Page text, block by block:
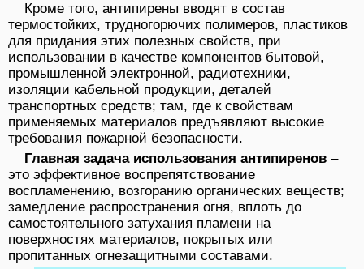
Кроме того, антипирены вводят в состав
термостойких, трудногорючих полимеров, пластиков
для придания этих полезных свойств, при
использовании в качестве компонентов бытовой,
промышленной электронной, радиотехники,
изоляции кабельной продукции, деталей
транспортных средств; там, где к свойствам
применяемых материалов предъявляют высокие
требования пожарной безопасности.
Главная задача использования антипиренов –
это эффективное воспрепятствование
воспламенению, возгоранию органических веществ;
замедление распространения огня, вплоть до
самостоятельного затухания пламени на
поверхностях материалов, покрытых или
пропитанных огнезащитными составами.